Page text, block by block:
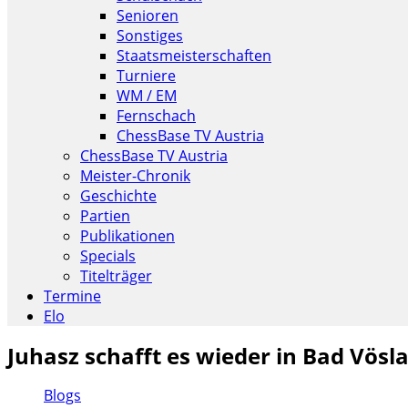
Senioren
Sonstiges
Staatsmeisterschaften
Turniere
WM / EM
Fernschach
ChessBase TV Austria
ChessBase TV Austria
Meister-Chronik
Geschichte
Partien
Publikationen
Specials
Titelträger
Termine
Elo
Juhasz schafft es wieder in Bad
Blogs